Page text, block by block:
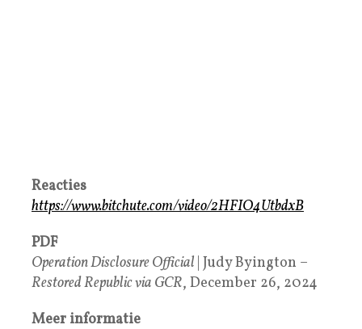
Reacties
https://www.bitchute.com/video/2HFIO4UtbdxB
PDF
Operation Disclosure Official | Judy Byington –
Restored Republic via GCR, December 26, 2024
Meer informatie